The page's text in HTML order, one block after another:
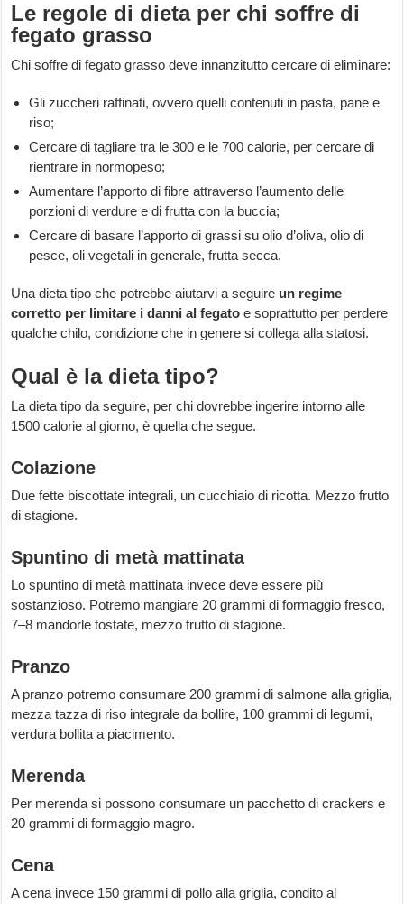
Le regole di dieta per chi soffre di
fegato grasso
Chi soffre di fegato grasso deve innanzitutto cercare di eliminare:
Gli zuccheri raffinati, ovvero quelli contenuti in pasta, pane e
riso;
Cercare di tagliare tra le 300 e le 700 calorie, per cercare di
rientrare in normopeso;
Aumentare l’apporto di fibre attraverso l’aumento delle
porzioni di verdure e di frutta con la buccia;
Cercare di basare l’apporto di grassi su olio d’oliva, olio di
pesce, oli vegetali in generale, frutta secca.
Una dieta tipo che potrebbe aiutarvi a seguire un regime
corretto per limitare i danni al fegato e soprattutto per perdere
qualche chilo, condizione che in genere si collega alla statosi.
Qual è la dieta tipo?
La dieta tipo da seguire, per chi dovrebbe ingerire intorno alle
1500 calorie al giorno, è quella che segue.
Colazione
Due fette biscottate integrali, un cucchiaio di ricotta. Mezzo frutto
di stagione.
Spuntino di metà mattinata
Lo spuntino di metà mattinata invece deve essere più
sostanzioso. Potremo mangiare 20 grammi di formaggio fresco,
7–8 mandorle tostate, mezzo frutto di stagione.
Pranzo
A pranzo potremo consumare 200 grammi di salmone alla griglia,
mezza tazza di riso integrale da bollire, 100 grammi di legumi,
verdura bollita a piacimento.
Merenda
Per merenda si possono consumare un pacchetto di crackers e
20 grammi di formaggio magro.
Cena
A cena invece 150 grammi di pollo alla griglia, condito al